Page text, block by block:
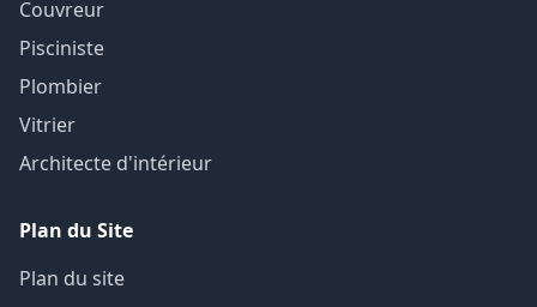
Couvreur
Pisciniste
Plombier
Vitrier
Architecte d'intérieur
Plan du Site
Plan du site